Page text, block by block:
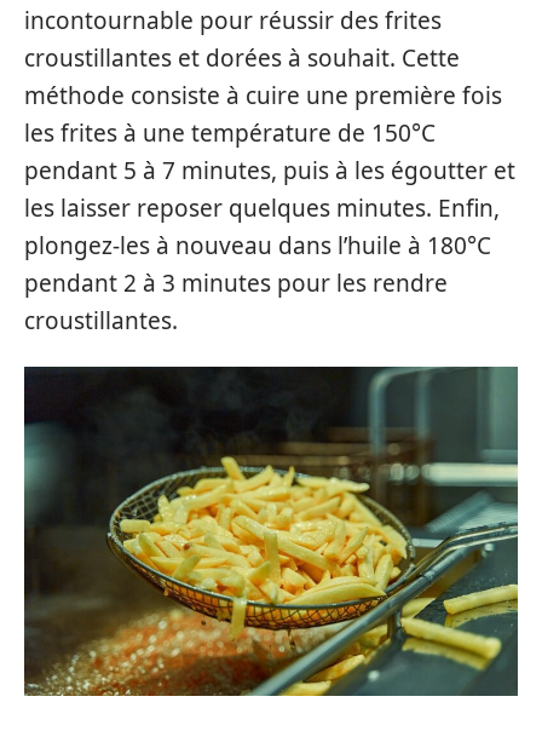
incontournable pour réussir des frites
croustillantes et dorées à souhait. Cette
méthode consiste à cuire une première fois
les frites à une température de 150°C
pendant 5 à 7 minutes, puis à les égoutter et
les laisser reposer quelques minutes. Enfin,
plongez-les à nouveau dans l’huile à 180°C
pendant 2 à 3 minutes pour les rendre
croustillantes.